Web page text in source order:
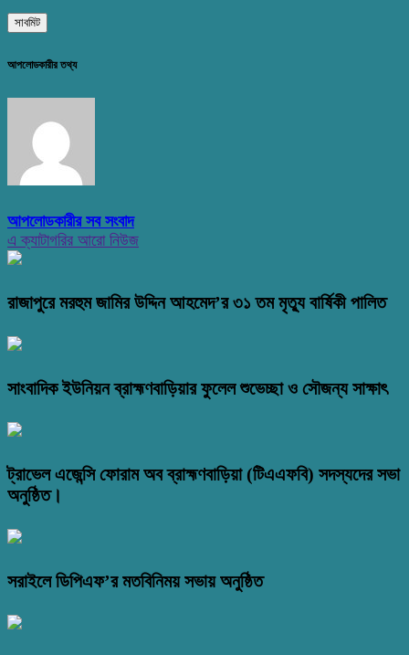
আপলোডকারীর তথ্য
আপলোডকারীর সব সংবাদ
এ ক্যাটাগরির আরো নিউজ
রাজাপুরে মরহুম জামির উদ্দিন আহমেদ’র ৩১ তম মৃত্যু বার্ষিকী পালিত
সাংবাদিক ইউনিয়ন ব্রাহ্মণবাড়িয়ার ফুলেল শুভেচ্ছা ও সৌজন্য সাক্ষাৎ
ট্রাভেল এজেন্সি ফোরাম অব ব্রাহ্মণবাড়িয়া (টিএএফবি) সদস্যদের সভা
অনুষ্ঠিত।
সরাইলে ডিপিএফ’র মতবিনিময় সভায় অনুষ্ঠিত